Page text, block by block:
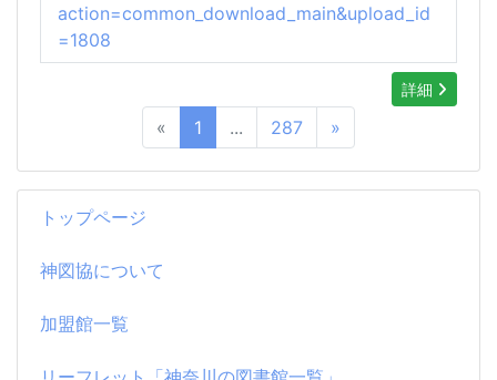
トップページ
神図協について
加盟館一覧
action=common_download_main&upload_id
=1808
詳細
« 1 ... 287 »